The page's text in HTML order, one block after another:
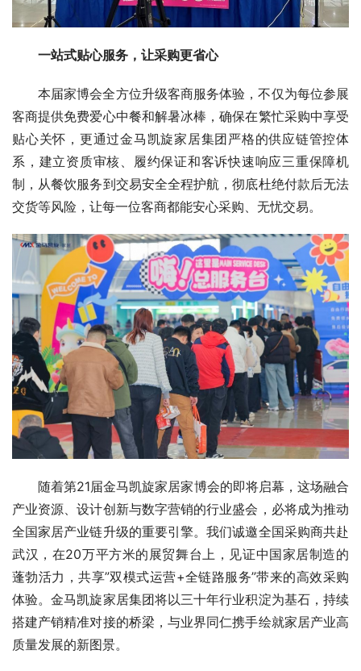
一站式贴心服务，让采购更省心
本届家博会全方位升级客商服务体验，不仅为每位参展
客商提供免费爱心中餐和解暑冰棒，确保在繁忙采购中享受
贴心关怀，更通过金马凯旋家居集团严格的供应链管控体
系，建立资质审核、履约保证和客诉快速响应三重保障机
制，从餐饮服务到交易安全全程护航，彻底杜绝付款后无法
交货等风险，让每一位客商都能安心采购、无忧交易。
随着第21届金马凯旋家居家博会的即将启幕，这场融合
产业资源、设计创新与数字营销的行业盛会，必将成为推动
全国家居产业链升级的重要引擎。我们诚邀全国采购商共赴
武汉，在20万平方米的展贸舞台上，见证中国家居制造的
蓬勃活力，共享”双模式运营+全链路服务”带来的高效采购
体验。金马凯旋家居集团将以三十年行业积淀为基石，持续
搭建产销精准对接的桥梁，与业界同仁携手绘就家居产业高
质量发展的新图景。